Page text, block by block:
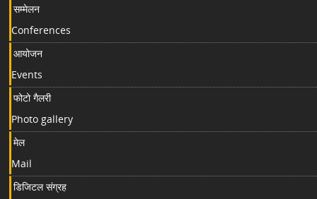
सम्मेलन
Conferences
आयोजन
Events
फोटो गैलरी
Photo gallery
मेल
Mail
डिजिटल संग्रह